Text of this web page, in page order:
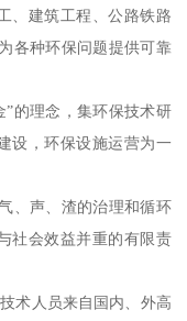
、建筑工程、公路铁路
各种环保问题提供可靠
”的理念，集环保技术研
设，环保设施运营为一
、声、渣的治理和循环
社会效益并重的有限责
术人员来自国内、外高